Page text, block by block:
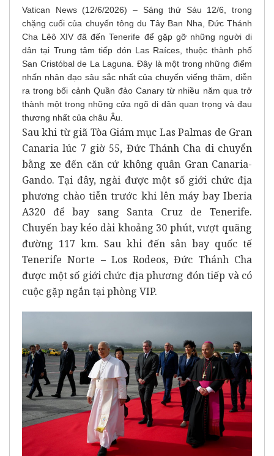
Vatican News (12/6/2026) – Sáng thứ Sáu 12/6, trong
chặng cuối của chuyến tông du Tây Ban Nha, Đức Thánh
Cha Lêô XIV đã đến Tenerife để gặp gỡ những người di
dân tại Trung tâm tiếp đón Las Raíces, thuộc thành phố
San Cristóbal de La Laguna. Đây là một trong những điểm
nhấn nhân đạo sâu sắc nhất của chuyến viếng thăm, diễn
ra trong bối cảnh Quần đảo Canary từ nhiều năm qua trở
thành một trong những cửa ngõ di dân quan trọng và đau
thương nhất của châu Âu.
Sau khi từ giã Tòa Giám mục Las Palmas de Gran
Canaria lúc 7 giờ 55, Đức Thánh Cha di chuyển
bằng xe đến căn cứ không quân Gran Canaria-
Gando. Tại đây, ngài được một số giới chức địa
phương chào tiễn trước khi lên máy bay Iberia
A320 để bay sang Santa Cruz de Tenerife.
Chuyến bay kéo dài khoảng 30 phút, vượt quãng
đường 117 km. Sau khi đến sân bay quốc tế
Tenerife Norte – Los Rodeos, Đức Thánh Cha
được một số giới chức địa phương đón tiếp và có
cuộc gặp ngắn tại phòng VIP.